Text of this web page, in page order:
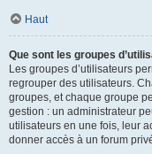
Haut
Que sont les groupes
Les groupes d’utilisateurs
regrouper des utilisateurs.
groupes, et chaque groupe
gestion : un administrateur
utilisateurs en une fois, leur
donner accès à un forum